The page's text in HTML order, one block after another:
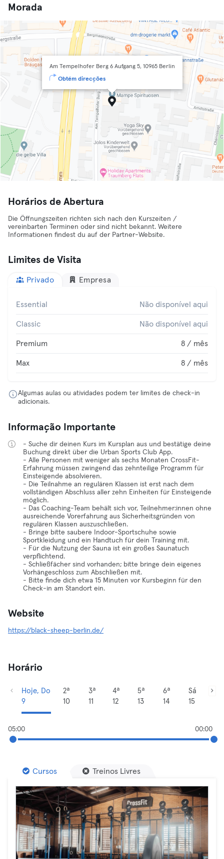
Morada
Am Tempelhofer Berg 6 Aufgang 5, 10965 Berlin
Obtém direcções
Horários de Abertura
Die Öffnungszeiten richten sich nach den Kurszeiten /
vereinbarten Terminen oder sind nicht bekannt. Weitere
Informationen findest du auf der Partner-Website.
Limites de Visita
Privado Empresa
Essential Não disponível aqui
Classic Não disponível aqui
Premium 8 / mês
Max 8 / mês
Algumas aulas ou atividades podem ter limites de check-in
adicionais.
Informação Importante
- Suche dir deinen Kurs im Kursplan aus und bestätige deine
Buchung direkt über die Urban Sports Club App.
- Alle Personen mit weniger als sechs Monaten CrossFit-
Erfahrung müssen zwingend das zehnteilige Programm für
Einsteigende absolvieren.
- Die Teilnahme an regulären Klassen ist erst nach dem
vollständigen Abschluss aller zehn Einheiten für Einsteigende
möglich.
- Das Coaching-Team behält sich vor, Teilnehmer:innen ohne
ausreichende Vorerfahrung aus Sicherheitsgründen von
regulären Klassen auszuschließen.
- Bringe bitte saubere Indoor-Sportschuhe sowie
Sportkleidung und ein Handtuch für dein Training mit.
- Für die Nutzung der Sauna ist ein großes Saunatuch
verpflichtend.
- Schließfächer sind vorhanden; bitte bringe dein eigenes
Vorhängeschloss zum Abschließen mit.
- Bitte finde dich etwa 15 Minuten vor Kursbeginn für den
Check-in am Standort ein.
Website
https://black-sheep-berlin.de/
Horário
Hoje, Do
9
2ª
10
3ª
11
4ª
12
5ª
13
6ª
14
Sá
15
05:00 00:00
Cursos Treinos Livres